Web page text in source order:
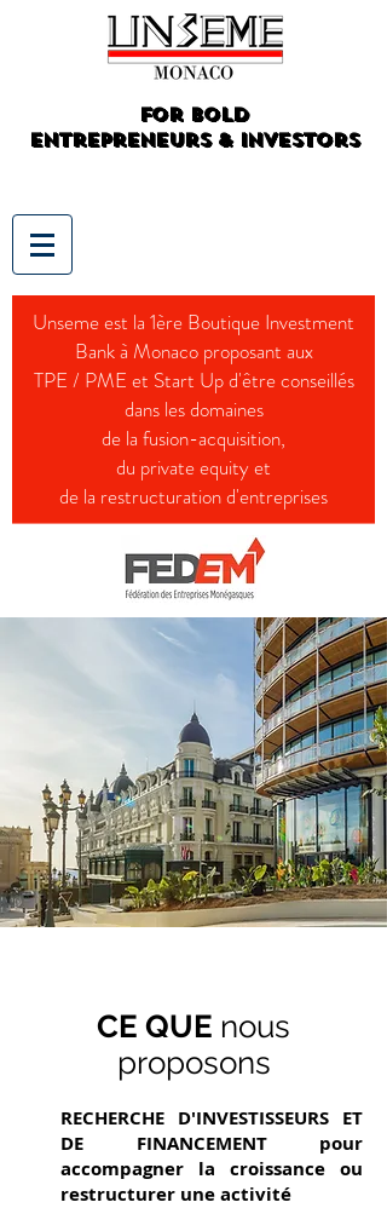
For Bold
Entrepreneurs & Investors
Unseme est la 1ère Boutique Investment
Bank à Monaco proposant aux
TPE / PME et Start Up d'être conseillés
dans les domaines
de la fusion-acquisition,
du private equity et
de la restructuration d'entreprises
CE QUE nous
proposons
RECHERCHE D'INVESTISSEURS ET
DE FINANCEMENT pour
accompagner la croissance ou
restructurer une activité